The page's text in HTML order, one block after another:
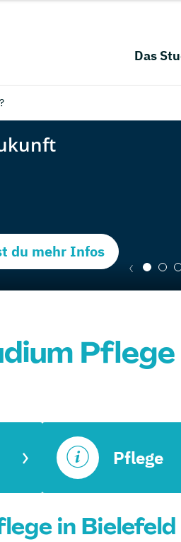
Das
du mehr Infos
Pflege
in